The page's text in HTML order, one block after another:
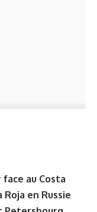
face au Costa
en Russie